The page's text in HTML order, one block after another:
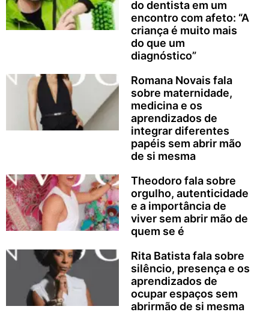
do dentista em um
encontro com afeto: “A
criança é muito mais
do que um
diagnóstico”
Romana Novais fala
sobre maternidade,
medicina e os
aprendizados de
integrar diferentes
papéis sem abrir mão
de si mesma
Theodoro fala sobre
orgulho, autenticidade
e a importância de
viver sem abrir mão de
quem se é
Rita Batista fala sobre
silêncio, presença e os
aprendizados de
ocupar espaços sem
abrirmão de si mesma